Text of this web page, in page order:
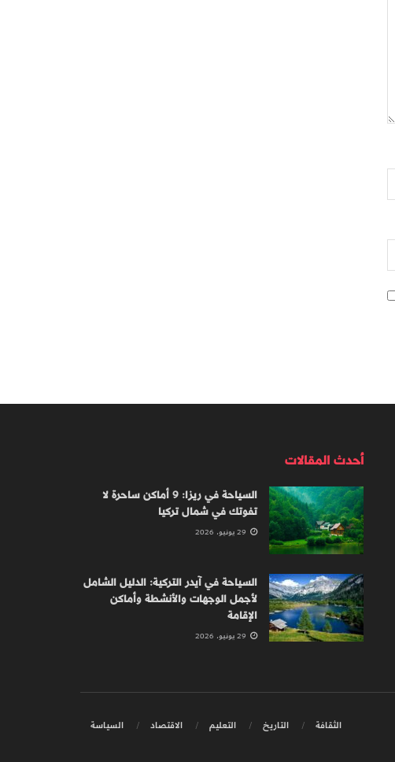
أحدث المقالات
السياحة في ريزا: 9 أماكن ساحرة لا
تفوتك في شمال تركيا
السياحة في آيدر التركية: الدليل الشامل
لأجمل الوجهات والأنشطة وأماكن
الإقامة
الثقافة التاريخ التعليم الاقتصاد السياسة